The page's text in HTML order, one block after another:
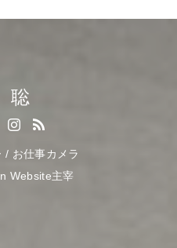
聡
/ お仕事カメラ
Website主宰